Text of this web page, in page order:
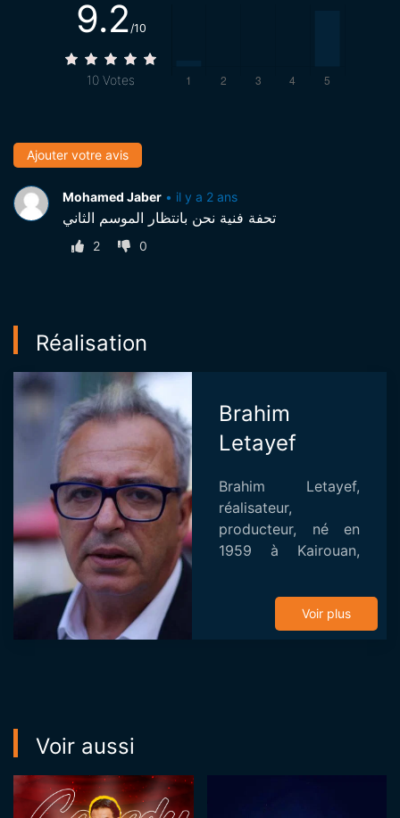
9.2 /10
10 Votes
Ajouter votre avis
Mohamed Jaber • il y a 2 ans
تحفة فنية نحن بانتظار الموسم الثاني
2 0
Réalisation
Brahim
Letayef
Brahim Letayef,
réalisateur,
producteur, né en
1959 à Kairouan,
sciences de la
communication à
Paris 1, il s’oriente
Voir plus
Voir aussi